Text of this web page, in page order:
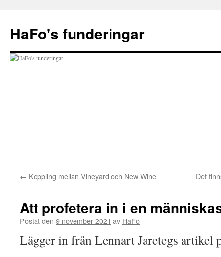
innehåll
HaFo's funderingar
← Koppling mellan Vineyard och New Wine Det
Att profetera in i en
Postat den 9 november 2021 av HaFo
Lägger in från Lennart Jaretegs artikel